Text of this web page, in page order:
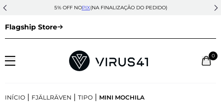
5% OFF NOPIX(NA FINALIZAÇÃO DO PEDIDO)
Flagship Store
0
INÍCIO | FJÄLLRÄVEN | TIPO | MINI MOCHILA